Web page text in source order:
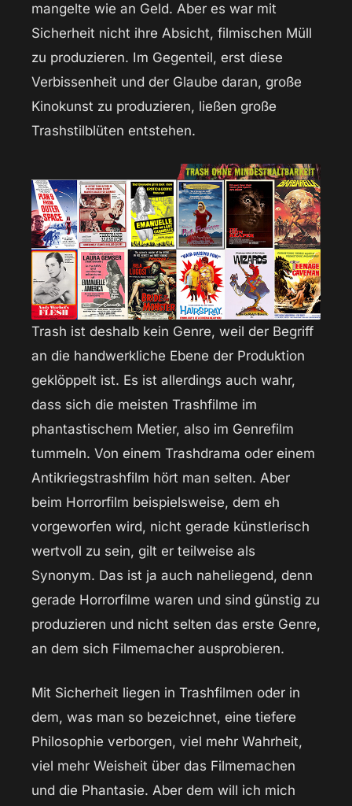
mangelte wie an Geld. Aber es war mit
Sicherheit nicht ihre Absicht, filmischen Müll
zu produzieren. Im Gegenteil, erst diese
Verbissenheit und der Glaube daran, große
Kinokunst zu produzieren, ließen große
Trashstilblüten entstehen.
Trash ist deshalb kein Genre, weil der Begriff
an die handwerkliche Ebene der Produktion
geklöppelt ist. Es ist allerdings auch wahr,
dass sich die meisten Trashfilme im
phantastischem Metier, also im Genrefilm
tummeln. Von einem Trashdrama oder einem
Antikriegstrashfilm hört man selten. Aber
beim Horrorfilm beispielsweise, dem eh
vorgeworfen wird, nicht gerade künstlerisch
wertvoll zu sein, gilt er teilweise als
Synonym. Das ist ja auch naheliegend, denn
gerade Horrorfilme waren und sind günstig zu
produzieren und nicht selten das erste Genre,
an dem sich Filmemacher ausprobieren.
Mit Sicherheit liegen in Trashfilmen oder in
dem, was man so bezeichnet, eine tiefere
Philosophie verborgen, viel mehr Wahrheit,
viel mehr Weisheit über das Filmemachen
und die Phantasie. Aber dem will ich mich